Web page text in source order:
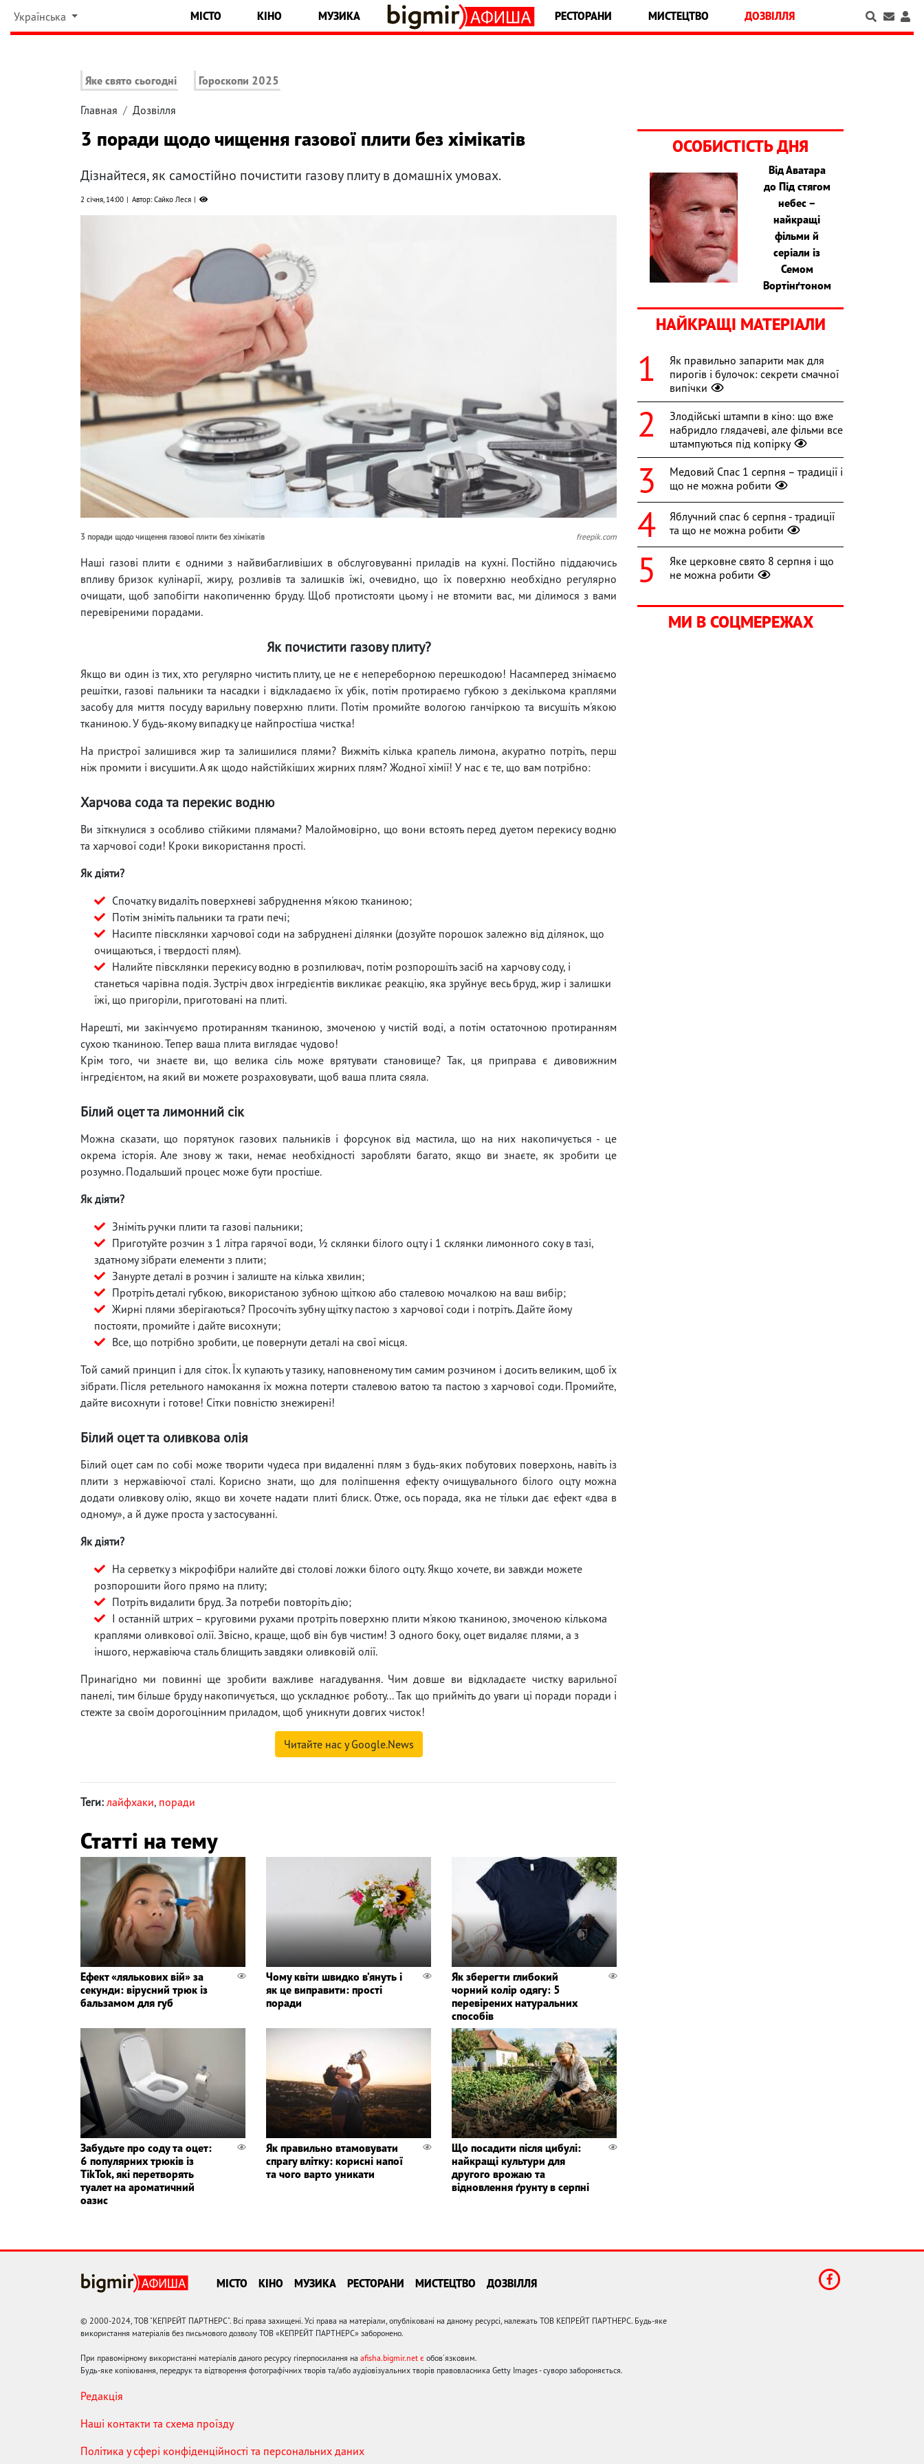
Українська МІСТО КІНО МУЗИКА РЕСТОРАНИ МИСТЕЦТВО ДОЗВІЛЛЯ
Яке свято сьогодні Гороскопи 2025
Главная Дозвілля
3 поради щодо чищення газової плити без хімікатів
Дізнайтеся, як самостійно почистити газову плиту в домашніх умовах.
2 січня, 14:00 Автор: Сайко Леся
3 поради щодо чищення газової плити без хімікатів freepik.com
Наші газові плити є одними з найвибагливіших в обслуговуванні приладів на кухні. Постійно піддаючись
впливу бризок кулінарії, жиру, розливів та залишків їжі, очевидно, що їх поверхню необхідно регулярно
очищати, щоб запобігти накопиченню бруду. Щоб протистояти цьому і не втомити вас, ми ділимося з вами
перевіреними порадами.
Як почистити газову плиту?
Якщо ви один із тих, хто регулярно чистить плиту, це не є непереборною перешкодою! Насамперед знімаємо
решітки, газові пальники та насадки і відкладаємо їх убік, потім протираємо губкою з декількома краплями
засобу для миття посуду варильну поверхню плити. Потім промийте вологою ганчіркою та висушіть м'якою
тканиною. У будь-якому випадку це найпростіша чистка!
На пристрої залишився жир та залишилися плями? Вижміть кілька крапель лимона, акуратно потріть, перш
ніж промити і висушити. А як щодо найстійкіших жирних плям? Жодної хімії! У нас є те, що вам потрібно:
Харчова сода та перекис водню
Ви зіткнулися з особливо стійкими плямами? Малоймовірно, що вони встоять перед дуетом перекису водню
та харчової соди! Кроки використання прості.
Як діяти?
Спочатку видаліть поверхневі забруднення м'якою тканиною;
Потім зніміть пальники та грати печі;
Насипте півсклянки харчової соди на забруднені ділянки (дозуйте порошок залежно від ділянок, що
очищаються, і твердості плям).
Налийте півсклянки перекису водню в розпилювач, потім розпорошіть засіб на харчову соду, і
станеться чарівна подія. Зустріч двох інгредієнтів викликає реакцію, яка зруйнує весь бруд, жир і залишки
їжі, що пригоріли, приготовані на плиті.
Нарешті, ми закінчуємо протиранням тканиною, змоченою у чистій воді, а потім остаточною протиранням
сухою тканиною. Тепер ваша плита виглядає чудово!
Крім того, чи знаєте ви, що велика сіль може врятувати становище? Так, ця приправа є дивовижним
інгредієнтом, на який ви можете розраховувати, щоб ваша плита сяяла.
Білий оцет та лимонний сік
Можна сказати, що порятунок газових пальників і форсунок від мастила, що на них накопичується - це
окрема історія. Але знову ж таки, немає необхідності заробляти багато, якщо ви знаєте, як зробити це
розумно. Подальший процес може бути простіше.
Як діяти?
Зніміть ручки плити та газові пальники;
Приготуйте розчин з 1 літра гарячої води, ½ склянки білого оцту і 1 склянки лимонного соку в тазі,
здатному зібрати елементи з плити;
Занурте деталі в розчин і залиште на кілька хвилин;
Протріть деталі губкою, використаною зубною щіткою або сталевою мочалкою на ваш вибір;
Жирні плями зберігаються? Просочіть зубну щітку пастою з харчової соди і потріть. Дайте йому
постояти, промийте і дайте висохнути;
Все, що потрібно зробити, це повернути деталі на свої місця.
Той самий принцип і для сіток. Їх купають у тазику, наповненому тим самим розчином і досить великим, щоб їх
зібрати. Після ретельного намокання їх можна потерти сталевою ватою та пастою з харчової соди. Промийте,
дайте висохнути і готове! Сітки повністю знежирені!
Білий оцет та оливкова олія
Білий оцет сам по собі може творити чудеса при видаленні плям з будь-яких побутових поверхонь, навіть із
плити з нержавіючої сталі. Корисно знати, що для поліпшення ефекту очищувального білого оцту можна
додати оливкову олію, якщо ви хочете надати плиті блиск. Отже, ось порада, яка не тільки дає ефект «два в
одному», а й дуже проста у застосуванні.
Як діяти?
На серветку з мікрофібри налийте дві столові ложки білого оцту. Якщо хочете, ви завжди можете
розпорошити його прямо на плиту;
Потріть видалити бруд. За потреби повторіть дію;
І останній штрих – круговими рухами протріть поверхню плити м'якою тканиною, змоченою кількома
краплями оливкової олії. Звісно, ​​краще, щоб він був чистим! З одного боку, оцет видаляє плями, а з
іншого, нержавіюча сталь блищить завдяки оливковій олії.
Принагідно ми повинні ще зробити важливе нагадування. Чим довше ви відкладаєте чистку варильної
панелі, тим більше бруду накопичується, що ускладнює роботу... Так що прийміть до уваги ці поради поради і
стежте за своїм дорогоцінним приладом, щоб уникнути довгих чисток!
Читайте нас у Google.News
Теги: лайфхаки, поради
Статті на тему
Ефект «лялькових вій» за
секунди: вірусний трюк із
бальзамом для губ
Чому квіти швидко в’януть і
як це виправити: прості
поради
Як зберегти глибокий
чорний колір одягу: 5
перевірених натуральних
способів
Забудьте про соду та оцет:
6 популярних трюків із
TikTok, які перетворять
туалет на ароматичний
оазис
Як правильно втамовувати
спрагу влітку: корисні напої
та чого варто уникати
Що посадити після цибулі:
найкращі культури для
другого врожаю та
відновлення ґрунту в серпні
ОСОБИСТІСТЬ ДНЯ
Від Аватара
до Під стягом
небес –
найкращі
фільми й
серіали із
Семом
Вортінґтоном
НАЙКРАЩІ МАТЕРІАЛИ
Як правильно запарити мак для
пирогів і булочок: секрети смачної
випічки
Злодійські штампи в кіно: що вже
набридло глядачеві, але фільми все
штампуються під копірку
Медовий Спас 1 серпня – традиції і
що не можна робити
Яблучний спас 6 серпня - традиції
та що не можна робити
Яке церковне свято 8 серпня і що
не можна робити
МИ В СОЦМЕРЕЖАХ
МІСТО КІНО МУЗИКА РЕСТОРАНИ МИСТЕЦТВО ДОЗВІЛЛЯ
© 2000-2024, ТОВ "КЕПРЕЙТ ПАРТНЕРС". Всі права захищені. Усі права на матеріали, опубліковані на даному ресурсі, належать ТОВ КЕПРЕЙТ ПАРТНЕРС. Будь-яке
використання матеріалів без письмового дозволу ТОВ «КЕПРЕЙТ ПАРТНЕРС» заборонено.
При правомірному використанні матеріалів даного ресурсу гіперпосилання на afisha.bigmir.net є обов'язковим.
Будь-яке копіювання, передрук та відтворення фотографічних творів та/або аудіовізуальних творів правовласника Getty Images - суворо забороняється.
Редакція
Наші контакти та схема проїзду
Політика у сфері конфіденційності та персональних даних